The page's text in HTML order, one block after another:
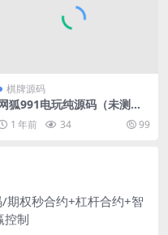
棋牌源码
狐991电玩纯源码（未测
试）1 年前 34 99
权秒合约+杠杆合约+智
控制